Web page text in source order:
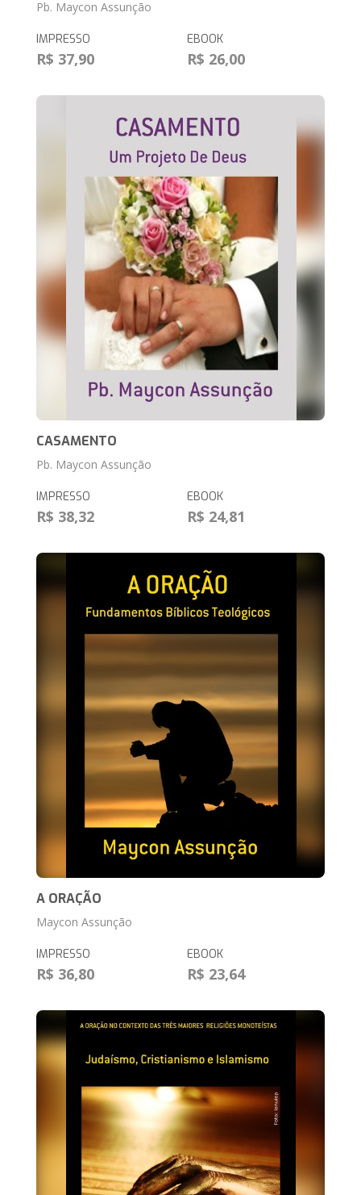
Pb. Maycon Assunção
IMPRESSO
R$ 37,90
EBOOK
R$ 26,00
CASAMENTO
Pb. Maycon Assunção
IMPRESSO
R$ 38,32
EBOOK
R$ 24,81
A ORAÇÃO
Maycon Assunção
IMPRESSO
R$ 36,80
EBOOK
R$ 23,64